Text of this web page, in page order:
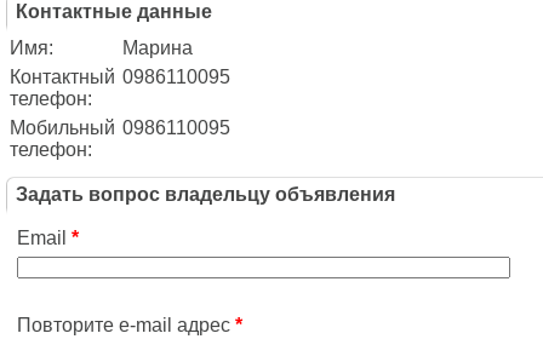
Контактные данные
Имя:
Марина
Контактный
телефон:
0986110095
Мобильный
телефон:
0986110095
Задать вопрос владельцу объявления
Email *
Повторите e-mail адрес *